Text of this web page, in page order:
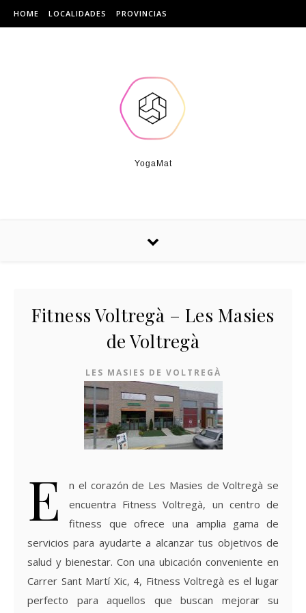
Skip to content
HOME LOCALIDADES PROVINCIAS
YogaMat
Fitness Voltregà – Les Masies
de Voltregà
LES MASIES DE VOLTREGÀ
E
n el corazón de Les Masies de Voltregà se
encuentra Fitness Voltregà, un centro de
fitness que ofrece una amplia gama de
servicios para ayudarte a alcanzar tus objetivos de
salud y bienestar. Con una ubicación conveniente en
Carrer Sant Martí Xic, 4, Fitness Voltregà es el lugar
perfecto para aquellos que buscan mejorar su